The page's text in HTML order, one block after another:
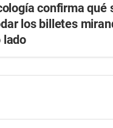
confirma qué
los billetes
lado